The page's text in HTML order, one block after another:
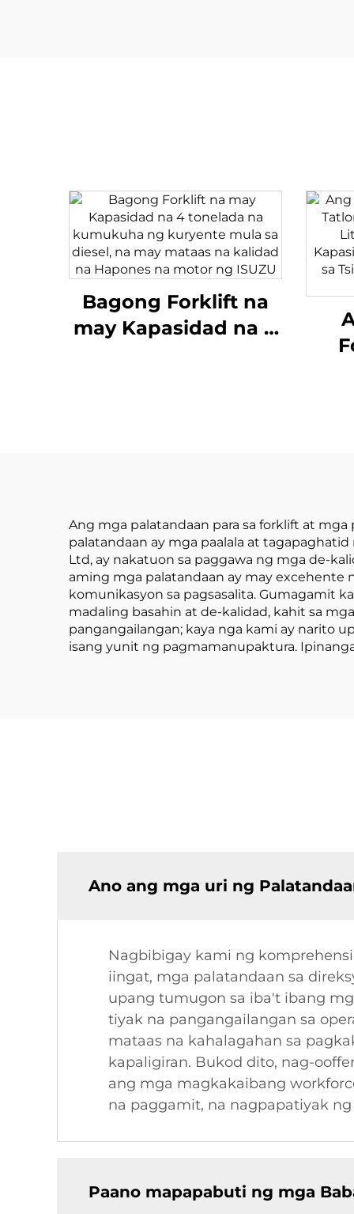
Bagong Forklift na
may Kapasidad na 4
Ang mga palatandaan para sa forklift at
palatandaan ay mga paalala at
Ltd, ay nakatuon sa paggawa ng mga de-
aming mga palatandaan ay may excehente
komunikasyon sa pagsasalita. Gumagamit
madaling basahin at de-kalidad, kahit sa
pangangailangan; kaya nga kami ay narito
isang yunit ng pagmamanupaktura.
Ano ang mga uri ng
Nagbibigay kami ng
iingat, mga palatandaan sa
upang tumugon sa iba't ibang
tiyak na pangangailangan sa
mataas na kahalagahan sa
kapaligiran. Bukod dito, nag-
ang mga magkakaibang
na paggamit, na nagpapatiyak
Paano mapapabuti ng mga